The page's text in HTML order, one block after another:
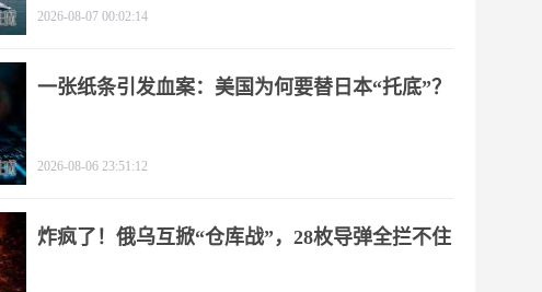
2026-08-07 00:02:14
一张纸条引发血案：美国为何要替日本“托底”？
2026-08-06 23:51:12
炸疯了！俄乌互掀“仓库战”，28枚导弹全拦不住